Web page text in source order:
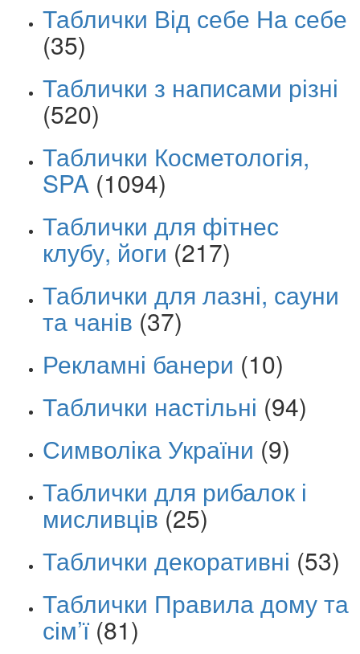
Таблички Від себе На себе
(35)
Таблички з написами різні
(520)
Таблички Косметологія,
SPA (1094)
Таблички для фітнес
клубу, йоги (217)
Таблички для лазні, сауни
та чанів (37)
Рекламні банери (10)
Таблички настільні (94)
Символіка України (9)
Таблички для рибалок і
мисливців (25)
Таблички декоративні (53)
Таблички Правила дому та
сім’ї (81)